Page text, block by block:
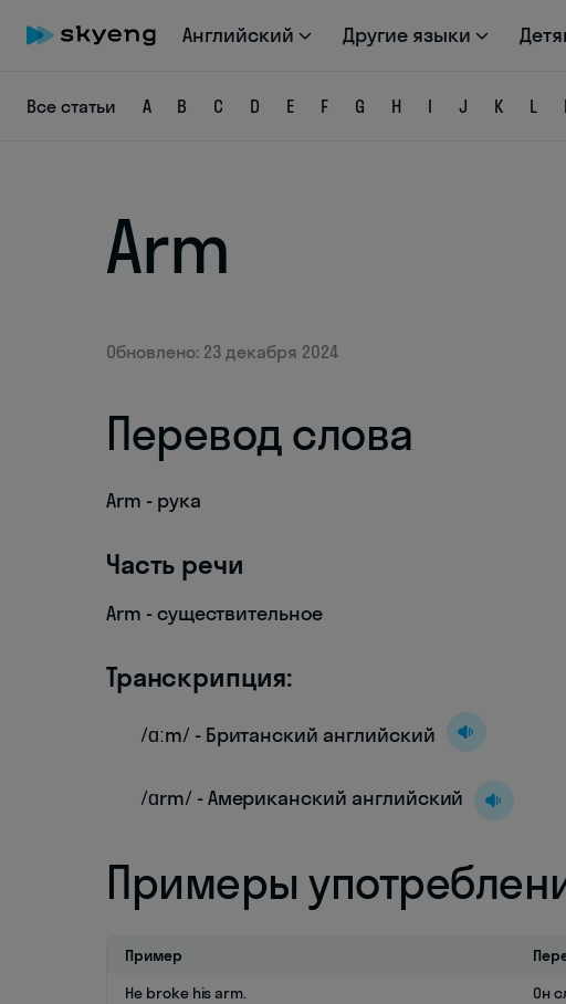
Английский Другие языки
Все статьи A B C D E F G H I J K L
Arm
Обновлено: 23 декабря 2024
Перевод слова
Arm - рука
Часть речи
Arm - существительное
Транскрипция:
/ɑːm/ - Британский английский
/ɑrm/ - Американский английский
Примеры
Пример
He broke his arm.
Он